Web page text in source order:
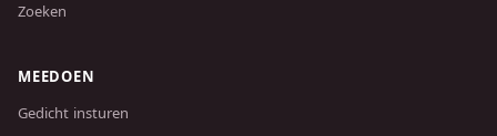
Zoeken
MEEDOEN
Gedicht insturen